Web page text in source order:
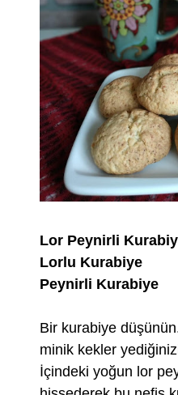
Lor Peynirli
Lorlu Kurabiye
Peynirli Kurabiye
Bir kurabiye
minik kekler
İçindeki yoğun lor